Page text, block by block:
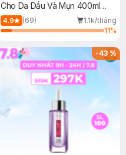
Cho Da Dầu Và Mụn 400ml
(Mới)
4.9 (69)
1.1k/tháng
11%
-43%